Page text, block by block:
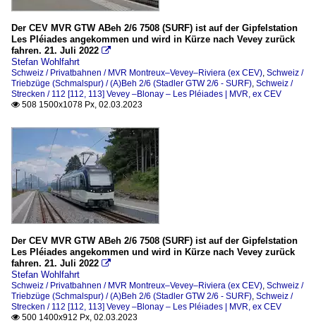
Der CEV MVR GTW ABeh 2/6 7508 (SURF) ist auf der Gipfelstation
Les Pléiades angekommen und wird in Kürze nach Vevey zurück
fahren. 21. Juli 2022 
Stefan Wohlfahrt
Schweiz / Privatbahnen / MVR Montreux–Vevey–Riviera (ex CEV), Schweiz /
Triebzüge (Schmalspur) / (A)Beh 2/6 (Stadler GTW 2/6 - SURF), Schweiz /
Strecken / 112 [112, 113] Vevey –Blonay – Les Pléiades | MVR, ex CEV
 508 1500x1078 Px, 02.03.2023
Der CEV MVR GTW ABeh 2/6 7508 (SURF) ist auf der Gipfelstation
Les Pléiades angekommen und wird in Kürze nach Vevey zurück
fahren. 21. Juli 2022 
Stefan Wohlfahrt
Schweiz / Privatbahnen / MVR Montreux–Vevey–Riviera (ex CEV), Schweiz /
Triebzüge (Schmalspur) / (A)Beh 2/6 (Stadler GTW 2/6 - SURF), Schweiz /
Strecken / 112 [112, 113] Vevey –Blonay – Les Pléiades | MVR, ex CEV
 500 1400x912 Px, 02.03.2023